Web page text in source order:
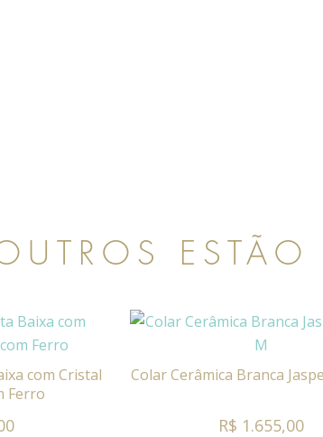
ESTÃO
com Cristal
Ferro
Colar Cerâmica Branca
R$ 1.655,00